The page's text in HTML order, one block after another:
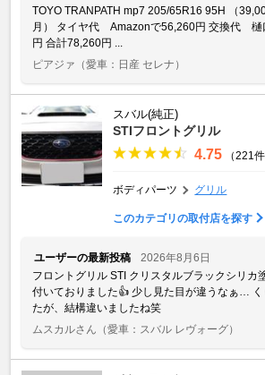
TOYO TRANPATH mp7 205/65R16 95H （
月） タイヤ代 Amazonで56,260円 交換代 樋
円 合計78,260円 ...
ピアジァ （愛車：日産 セレナ）
スバル(純正)
STIフロントグリル
4.75 （221件
ボディパーツ グリル
このカテゴリの取付店を探す
ユーザーの最新投稿
2026年8月6日
フロントグリル STI クリスタルブラックシリカ
付いておりました👍 少し見た目が違うなぁ… く
たが、結構違いましたね笑
ムスカルさん （愛車：スバル レヴォーグ）